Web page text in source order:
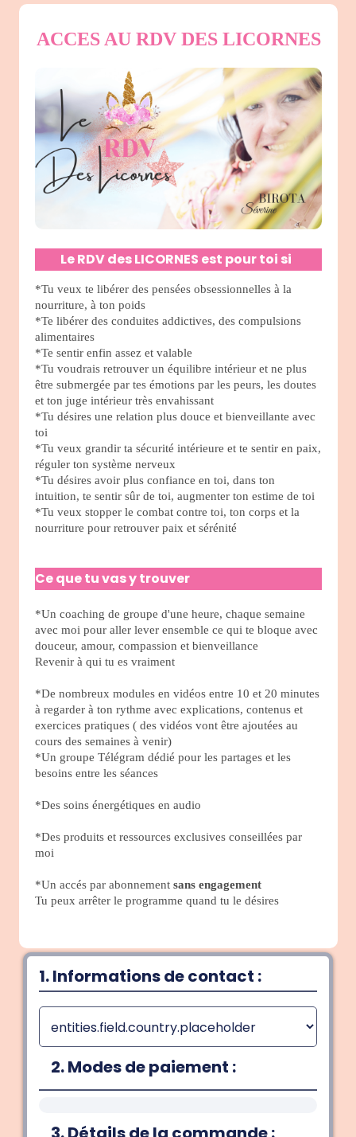
ACCES AU RDV DES LICORNES
Le RDV des LICORNES est pour toi si
*Tu veux te libérer des pensées obsessionnelles à la
nourriture, à ton poids
*Te libérer des conduites addictives, des compulsions
alimentaires
*Te sentir enfin assez et valable
*Tu voudrais retrouver un équilibre intérieur et ne plus
être submergée par tes émotions par les peurs, les doutes
et ton juge intérieur très envahissant
*Tu désires une relation plus douce et bienveillante avec
toi
*Tu veux grandir ta sécurité intérieure et te sentir en paix,
réguler ton système nerveux
*Tu désires avoir plus confiance en toi, dans ton
intuition, te sentir sûr de toi, augmenter ton estime de toi
*Tu veux stopper le combat contre toi, ton corps et la
nourriture pour retrouver paix et sérénité
Ce que tu vas y trouver
*Un coaching de groupe d'une heure, chaque semaine
avec moi pour aller lever ensemble ce qui te bloque avec
douceur, amour, compassion et bienveillance
Revenir à qui tu es vraiment
*De nombreux modules en vidéos entre 10 et 20 minutes
à regarder à ton rythme avec explications, contenus et
exercices pratiques ( des vidéos vont être ajoutées au
cours des semaines à venir)
*Un groupe Télégram dédié pour les partages et les
besoins entre les séances
*Des soins énergétiques en audio
*Des produits et ressources exclusives conseillées par
moi
*Un accés par abonnement sans engagement
Tu peux arrêter le programme quand tu le désires
1. Informations de contact :
2. Modes de paiement :